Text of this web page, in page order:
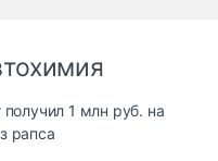
получил 1 млн руб. на
рапса